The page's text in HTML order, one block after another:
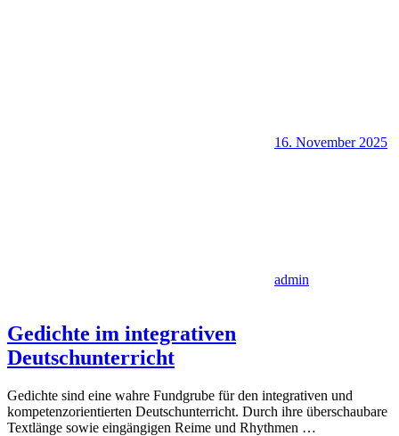
16. November 2025
admin
Gedichte im integrativen
Deutschunterricht
Gedichte sind eine wahre Fundgrube für den integrativen und
kompetenzorientierten Deutschunterricht. Durch ihre überschaubare
Textlänge sowie eingängigen Reime und Rhythmen …